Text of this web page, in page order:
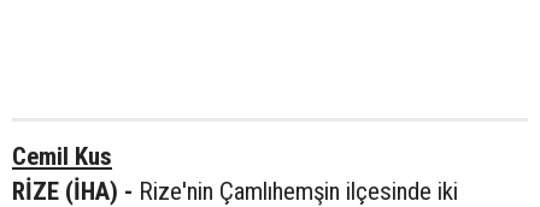
Cemil Kus
RİZE (İHA) - Rize'nin Çamlıhemşin ilçesinde iki